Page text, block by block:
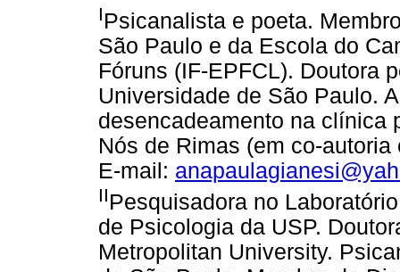
IPsicanalista e poeta.
São Paulo e da Escola do
Fóruns (IF-EPFCL). Doutora
Universidade de São Paulo.
desencadeamento na clínica
Nós de Rimas (em co-
E-mail:
IIPesquisadora no
de Psicologia da USP.
Metropolitan University.